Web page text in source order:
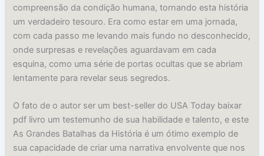
compreensão da condição humana, tornando esta história
um verdadeiro tesouro. Era como estar em uma jornada,
com cada passo me levando mais fundo no desconhecido,
onde surpresas e revelações aguardavam em cada
esquina, como uma série de portas ocultas que se abriam
lentamente para revelar seus segredos.
O fato de o autor ser um best-seller do USA Today baixar
pdf livro um testemunho de sua habilidade e talento, e este
As Grandes Batalhas da História é um ótimo exemplo de
sua capacidade de criar uma narrativa envolvente que nos